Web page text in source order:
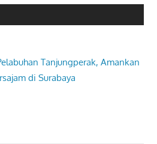
Tanjungperak, Amankan
di Surabaya